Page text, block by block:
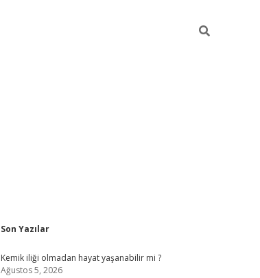
Sidebar
Son Yazılar
Kemik iliği olmadan hayat yaşanabilir mi ?
Ağustos 5, 2026